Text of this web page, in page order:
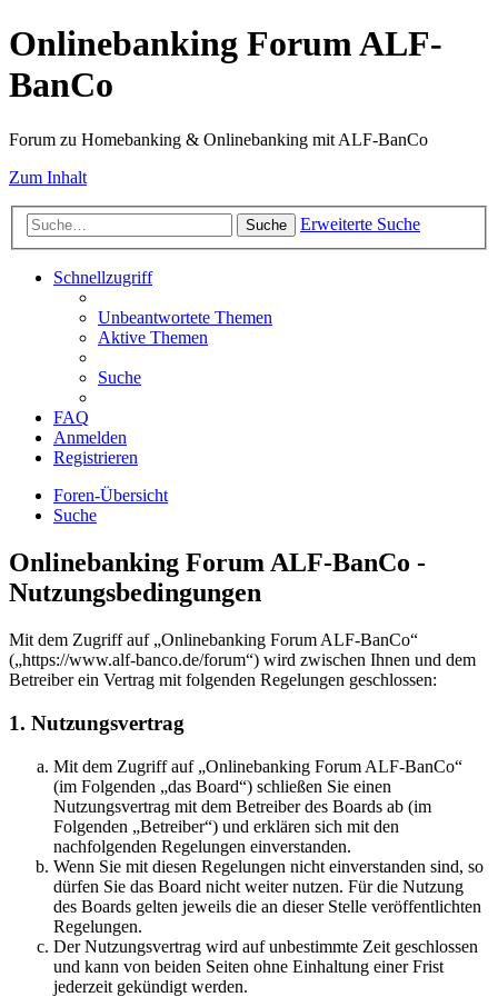
Onlinebanking Forum ALF-
BanCo
Forum zu Homebanking & Onlinebanking mit ALF-BanCo
Zum Inhalt
Suche Erweiterte Suche
Schnellzugriff
Unbeantwortete Themen
Aktive Themen
Suche
FAQ
Anmelden
Registrieren
Foren-Übersicht
Suche
Onlinebanking Forum ALF-BanCo -
Nutzungsbedingungen
Mit dem Zugriff auf „Onlinebanking Forum ALF-BanCo“
(„https://www.alf-banco.de/forum“) wird zwischen Ihnen und dem
Betreiber ein Vertrag mit folgenden Regelungen geschlossen:
1. Nutzungsvertrag
Mit dem Zugriff auf „Onlinebanking Forum ALF-BanCo“
(im Folgenden „das Board“) schließen Sie einen
Nutzungsvertrag mit dem Betreiber des Boards ab (im
Folgenden „Betreiber“) und erklären sich mit den
nachfolgenden Regelungen einverstanden.
Wenn Sie mit diesen Regelungen nicht einverstanden sind, so
dürfen Sie das Board nicht weiter nutzen. Für die Nutzung
des Boards gelten jeweils die an dieser Stelle veröffentlichten
Regelungen.
Der Nutzungsvertrag wird auf unbestimmte Zeit geschlossen
und kann von beiden Seiten ohne Einhaltung einer Frist
jederzeit gekündigt werden.